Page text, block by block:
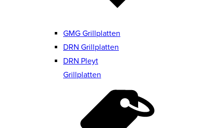
GMG Grillplatten
DRN Grillplatten
DRN Pleyt
Grillplatten